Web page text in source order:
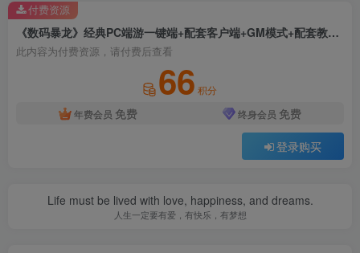
《数码暴龙》经典PC端游一键端+配套客户端+GM模式+配套教程+可改模
此内容为付费资源，请付费后查看
66 积分
年费会员 免费 终身会员 免费
登录购买
付费资源
Life must be lived with love, happiness, and dreams.
人生一定要有爱，有快乐，有梦想